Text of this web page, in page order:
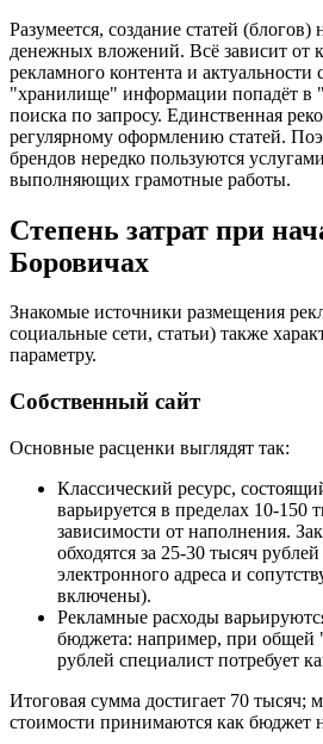
Разумеется, создание статей (блогов)
денежных вложений. Всё зависит от
рекламного контента и актуальности
"хранилище" информации попадёт в
поиска по запросу. Единственная
регулярному оформлению статей.
брендов нередко пользуются
выполняющих грамотные работы.
Степень затрат при
Боровичах
Знакомые источники размещения
социальные сети, статьи) также
параметру.
Собственный сайт
Основные расценки выглядят так:
Классический ресурс,
варьируется в пределах 10-150
зависимости от наполнения.
обходятся за 25-30 тысяч
электронного адреса и
включены).
Рекламные расходы
бюджета: например, при общей
рублей специалист потребует
Итоговая сумма достигает 70 тысяч;
стоимости принимаются как бюджет